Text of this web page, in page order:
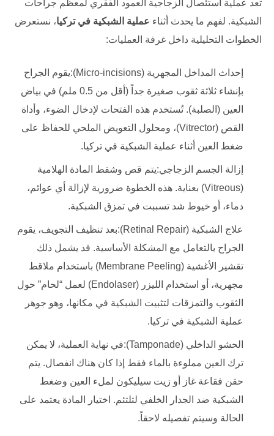
تعد عملية استئصال الزجاجية العمود الفقري لمعظم جراحات
الشبكية. لفهم ما يحدث أثناء عملية الشبكية في تركيا، نستعرض
الخطوات التحليلية داخل غرفة العمليات:
إحداث المداخل المجهرية (Micro-incisions):يقوم الجراح
بإنشاء ثلاثة ثقوب صغيرة جداً (أقل من 0.5 ملم) في بياض
العين (الصلبة). تُستخدم هذه الفتحات لإدخال الضوء، وأداة
القص (Vitrector)، ومحلول التعويض الملحي للحفاظ على
ضغط العين أثناء عملية الشبكية في تركيا.
إزالة الجسم الزجاجي:يتم قص وشفط المادة الهلامية
(Vitreous) بعناية. هذه الخطوة ضرورية لإزالة أي عوائم،
دماء، أو خيوط شد تسببت في تمزق الشبكية.
علاج الشبكية (Retinal Repair):بعد تنظيف التجويف، يقوم
الجراح بالتعامل مع المشكلة الأساسية. قد يشمل ذلك
تقشير الأغشية (Membrane Peeling) باستخدام ملاقط
مجهرية، أو استخدام الليزر (Endolaser) لعمل “لحام” حول
الثقوب والتمزقات لتثبيت الشبكية في مكانها، وهو جوهر
عملية الشبكية في تركيا.
الحشو الداخلي (Tamponade):في نهاية العملية، لا يمكن
ترك العين مملوءة بالماء فقط إذا كان هناك انفصال. يتم
حقن فقاعة غاز أو زيت سيليكون لملء العين وضغط
الشبكية ضد الجدار الخلفي لتلتئم. اختيار المادة يعتمد على
الحالة وسيتم تفصيله لاحقاً.